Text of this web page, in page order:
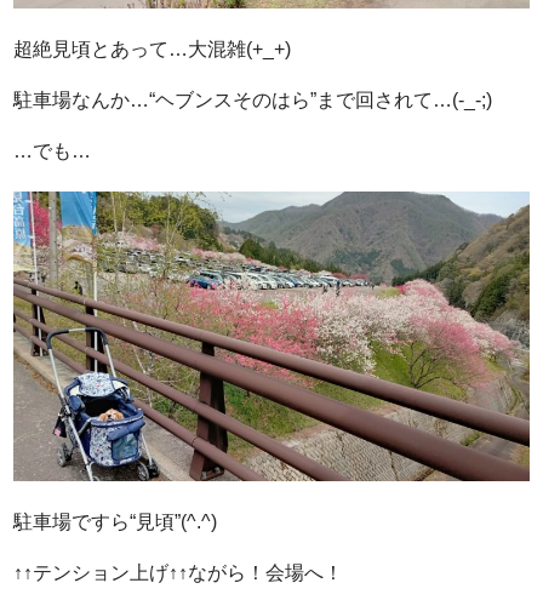
超絶見頃とあって…大混雑(+_+)
駐車場なんか…“ヘブンスそのはら”まで回されて…(-_-;)
…でも…
駐車場ですら“見頃”(^.^)
↑↑テンション上げ↑↑ながら！会場へ！